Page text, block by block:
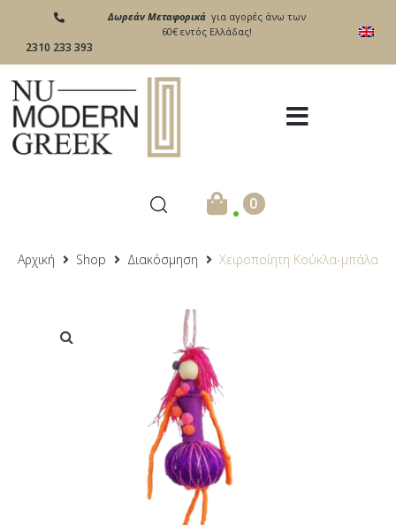
2310 233 393
Δωρεάν Μεταφορικά για αγορές άνω των
60€ εντός Ελλάδας!
. 0
Αρχική Shop Διακόσμηση Xειροποίητη Κούκλα-μπάλα